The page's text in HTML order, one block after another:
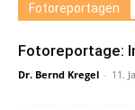
Fotoreportagen
Fotoreportage:
Dr. Bernd Kregel - 11.